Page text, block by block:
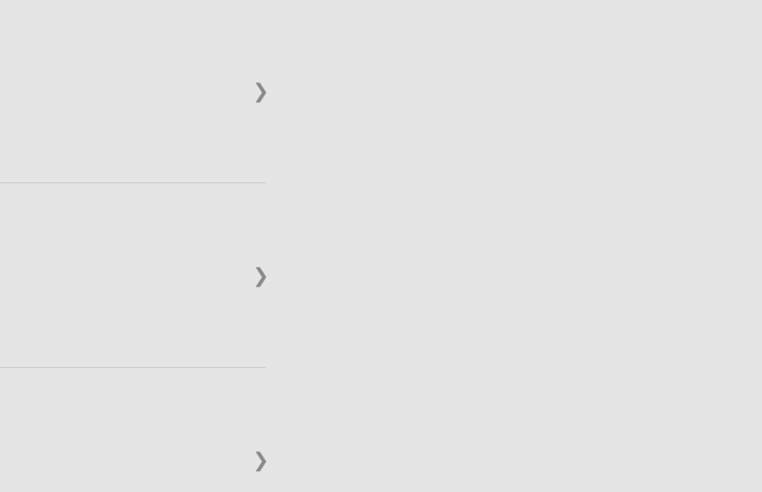
❯
❯
❯